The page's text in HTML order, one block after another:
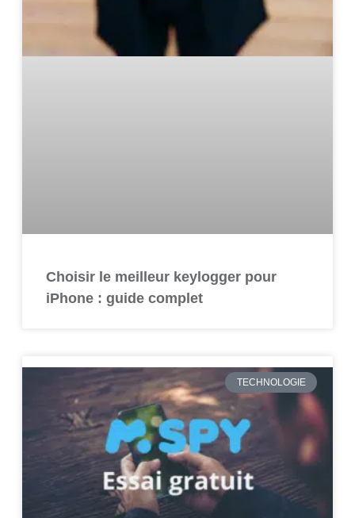
Choisir le meilleur keylogger pour
iPhone : guide complet
TECHNOLOGIE